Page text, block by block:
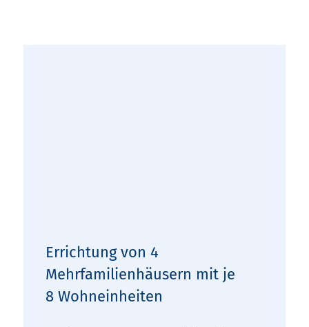
Errichtung von 4
Mehrfamilienhäusern mit je
8 Wohneinheiten